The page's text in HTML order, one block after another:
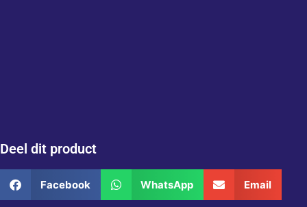
Deel dit product
Facebook WhatsApp Email